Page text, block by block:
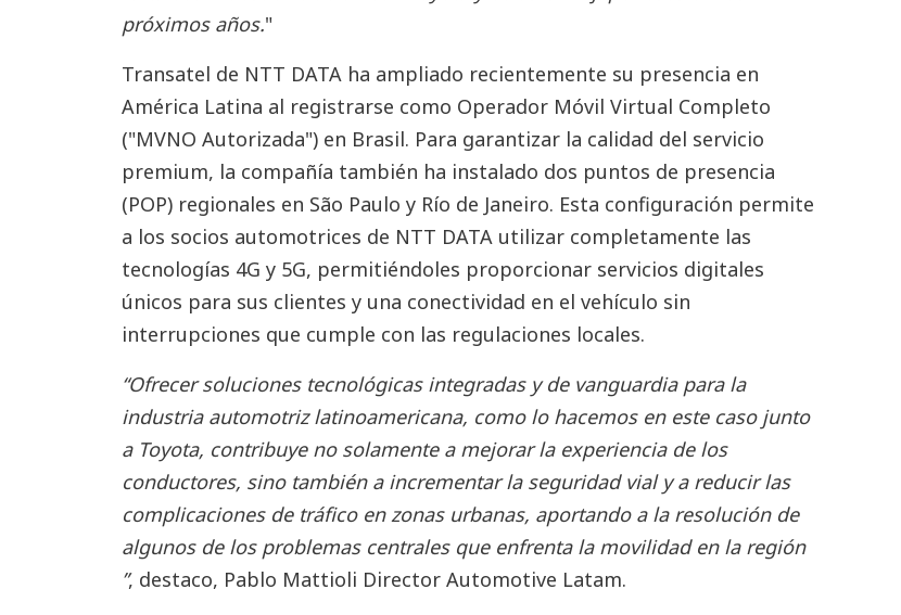
próximos años."
Transatel de NTT DATA ha ampliado recientemente su presencia en
América Latina al registrarse como Operador Móvil Virtual Completo
("MVNO Autorizada") en Brasil. Para garantizar la calidad del servicio
premium, la compañía también ha instalado dos puntos de presencia
(POP) regionales en São Paulo y Río de Janeiro. Esta configuración permite
a los socios automotrices de NTT DATA utilizar completamente las
tecnologías 4G y 5G, permitiéndoles proporcionar servicios digitales
únicos para sus clientes y una conectividad en el vehículo sin
interrupciones que cumple con las regulaciones locales.
“Ofrecer soluciones tecnológicas integradas y de vanguardia para la
industria automotriz latinoamericana, como lo hacemos en este caso junto
a Toyota, contribuye no solamente a mejorar la experiencia de los
conductores, sino también a incrementar la seguridad vial y a reducir las
complicaciones de tráfico en zonas urbanas, aportando a la resolución de
algunos de los problemas centrales que enfrenta la movilidad en la región
”, destaco, Pablo Mattioli Director Automotive Latam.